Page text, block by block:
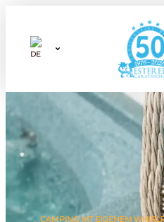
CAMPING MT EIGENEM